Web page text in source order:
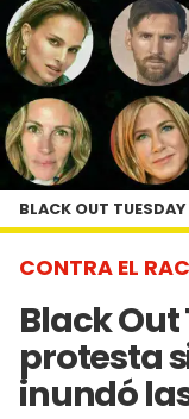
CONTRA EL
Black
protesta
inundó
BLACK OUT TUESDAY